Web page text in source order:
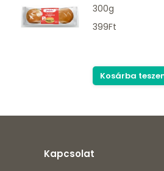
300g
399Ft
Kosárba
Kapcsolat